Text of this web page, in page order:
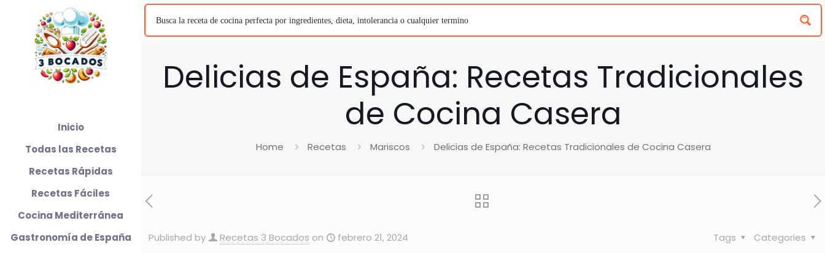
Delicias de España: Recetas Tradicionales
de Cocina Casera
Home Recetas Mariscos Delicias de España: Recetas Tradicionales de Cocina Casera
Published by Recetas 3 Bocados on febrero 21, 2024 Categories
Tags
Inicio
Todas las Recetas
Recetas Rápidas
Recetas Fáciles
Cocina Mediterránea
Gastronomía de España